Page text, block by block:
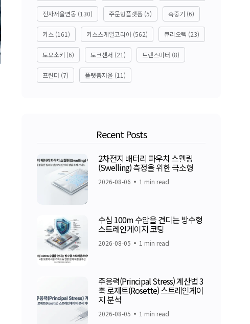
전자저울연동 (130) 주문형플랫폼 (5) 축중기 (6)
카스 (161) 카스스케일코리아(562) 큐리오텍 (23)
토요소키 (6) 토크센서 (21) 트랜스미터 (8)
프린터 (7) 플랫폼저울 (11)
Recent Posts
2차전지 배터리 파우치 스웰링
(Swelling) 측정을 위한 극소형
2026-08-06 1 min read
수심 100m 수압을 견디는 방수형
스트레인게이지 코팅
2026-08-05 1 min read
주응력(Principal Stress) 계산법 3
축 로제트(Rosette) 스트레인게이
지 분석
2026-08-05 1 min read